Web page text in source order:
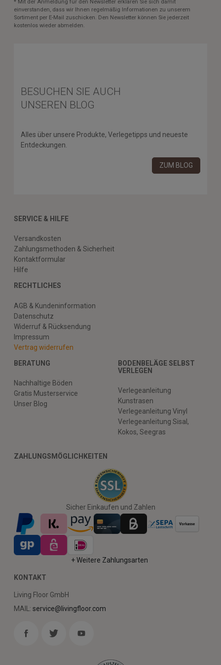
* Mit der Anmeldung für den Newsletter erklären Sie sich damit
einverstanden, dass wir Ihnen regelmäßig Informationen zu unserem
Sortiment per E-Mail zuschicken. Den Newsletter können Sie jederzeit
kostenlos wieder abmelden.
BESUCHEN SIE AUCH
UNSEREN BLOG
Alles über unsere Produkte, Verlegetipps und neueste
Entdeckungen.
ZUM BLOG
SERVICE & HILFE
Versandkosten
Zahlungsmethoden & Sicherheit
Kontaktformular
Hilfe
RECHTLICHES
AGB & Kundeninformation
Datenschutz
Widerruf & Rücksendung
Impressum
Vertrag widerrufen
BERATUNG
Nachhaltige Böden
Gratis Musterservice
Unser Blog
BODENBELÄGE SELBST
VERLEGEN
Verlegeanleitung
Kunstrasen
Verlegeanleitung Vinyl
Verlegeanleitung Sisal,
Kokos, Seegras
ZAHLUNGSMÖGLICHKEITEN
Sicher Einkaufen und Zahlen
+ Weitere Zahlungsarten
KONTAKT
Living Floor GmbH
MAIL: service@livingfloor.com